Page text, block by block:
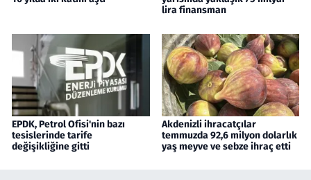
lira finansman
EPDK, Petrol Ofisi'nin bazı
tesislerinde tarife
değişikliğine gitti
Akdenizli ihracatçılar
temmuzda 92,6 milyon dolarlık
yaş meyve ve sebze ihraç etti